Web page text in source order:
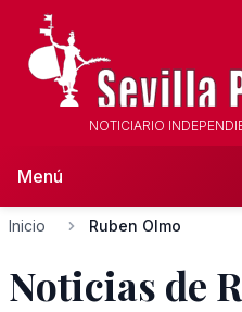
NOTICIARIO
Menú
Inicio Ruben Olmo
Noticias de